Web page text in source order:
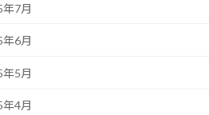
年7月
年6月
年5月
4月